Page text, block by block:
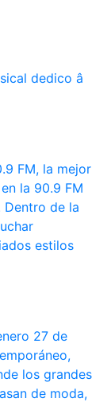
dedico â
FM, la mejor
la 90.9 FM
Dentro de la
estilos
27 de
los grandes
de moda,